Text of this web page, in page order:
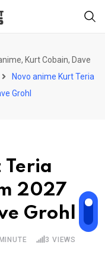
Kurt Cobain, Dave
Novo anime Kurt Teria
Grohl
Teria
2027
Grohl
3 VIEWS